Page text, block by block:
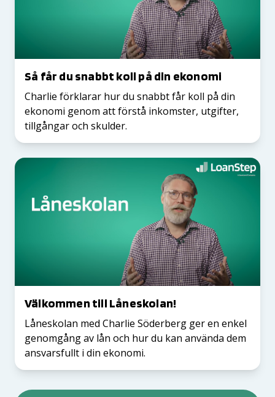
Så får du snabbt koll på din ekonomi
Charlie förklarar hur du snabbt får koll på din
ekonomi genom att förstå inkomster, utgifter,
tillgångar och skulder.
Välkommen till Låneskolan!
Låneskolan med Charlie Söderberg ger en enkel
genomgång av lån och hur du kan använda dem
ansvarsfullt i din ekonomi.